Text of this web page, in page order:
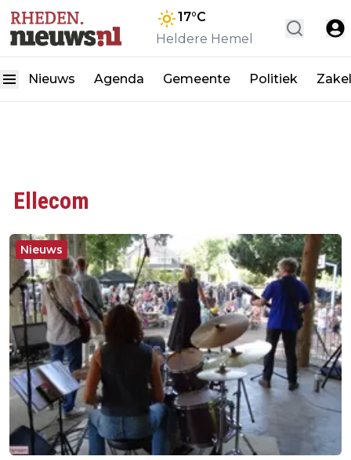
17°C
Heldere Hemel
Nieuws Agenda Gemeente Politiek
Ellecom
Nieuws